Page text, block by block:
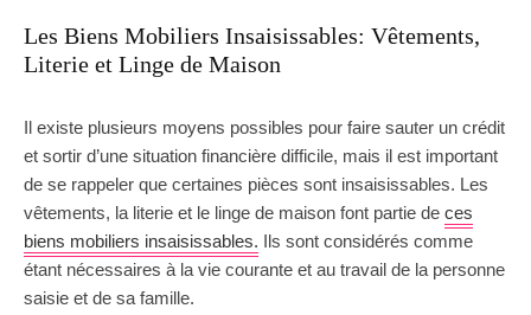
Les Biens Mobiliers Insaisissables: Vêtements,
Literie et Linge de Maison
Il existe plusieurs moyens possibles pour faire sauter un crédit
et sortir d’une situation financière difficile, mais il est important
de se rappeler que certaines pièces sont insaisissables. Les
vêtements, la literie et le linge de maison font partie de ces
biens mobiliers insaisissables. Ils sont considérés comme
étant nécessaires à la vie courante et au travail de la personne
saisie et de sa famille.